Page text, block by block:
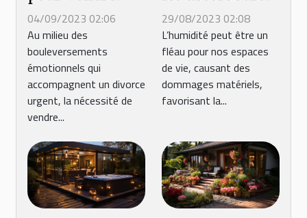
rapidement une
maison à la
suite d'un
divorce
04/09/2023 02:06
Au milieu des
bouleversements
émotionnels qui
accompagnent un divorce
urgent, la nécessité de
vendre...
d'humidité
29/08/2023 02:08
L’humidité peut être un
fléau pour nos espaces
de vie, causant des
dommages matériels,
favorisant la...